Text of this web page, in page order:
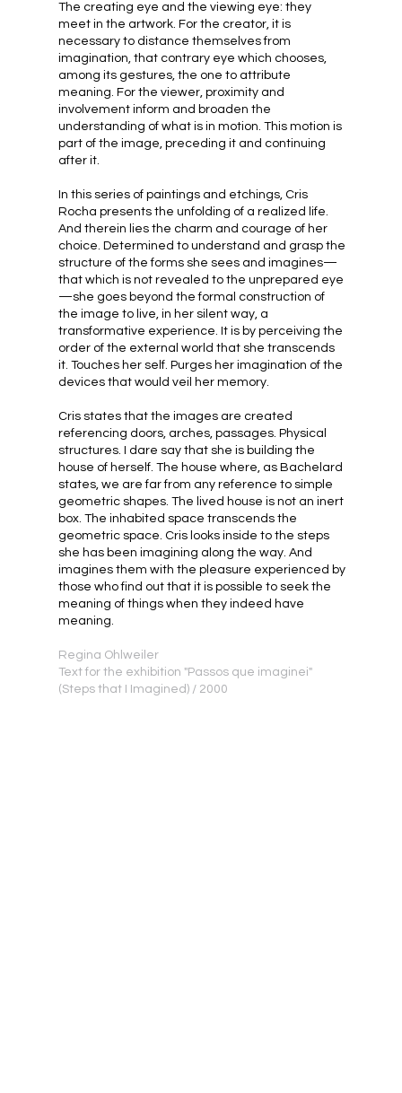
The creating eye and the viewing eye: they
meet in the artwork. For the creator, it is
necessary to distance themselves from
imagination, that contrary eye which chooses,
among its gestures, the one to attribute
meaning. For the viewer, proximity and
involvement inform and broaden the
understanding of what is in motion. This motion is
part of the image, preceding it and continuing
after it.
In this series of paintings and etchings, Cris
Rocha presents the unfolding of a realized life.
And therein lies the charm and courage of her
choice. Determined to understand and grasp the
structure of the forms she sees and imagines—
that which is not revealed to the unprepared eye
—she goes beyond the formal construction of
the image to live, in her silent way, a
transformative experience. It is by perceiving the
order of the external world that she transcends
it. Touches her self. Purges her imagination of the
devices that would veil her memory.
Cris states that the images are created
referencing doors, arches, passages. Physical
structures. I dare say that she is building the
house of herself. The house where, as Bachelard
states, we are far from any reference to simple
geometric shapes. The lived house is not an inert
box. The inhabited space transcends the
geometric space. Cris looks inside to the steps
she has been imagining along the way. And
imagines them with the pleasure experienced by
those who find out that it is possible to seek the
meaning of things when they indeed have
meaning.
Regina Ohlweiler
Text for the exhibition "Passos que imaginei"
(Steps that I Imagined) / 2000